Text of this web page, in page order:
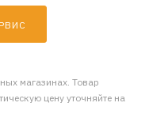
магазинах. Товар
цену уточняйте на